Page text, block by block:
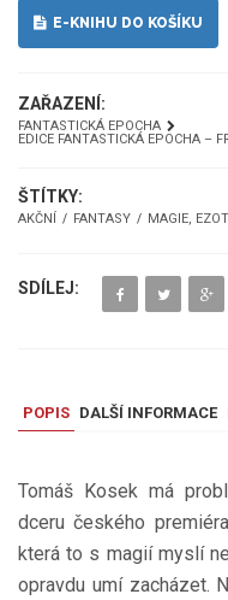
E-KNIHU DO KOŠÍKU
ZAŘAZENÍ:
FANTASTICKÁ EPOCHA
EDICE FANTASTICKÁ EPOCHA –
ŠTÍTKY:
AKČNÍ FANTASY MAGIE,
SDÍLEJ:
POPIS DALŠÍ INFORMACE
Tomáš Kosek má
dceru českého
která to s magií myslí
opravdu umí zacházet.